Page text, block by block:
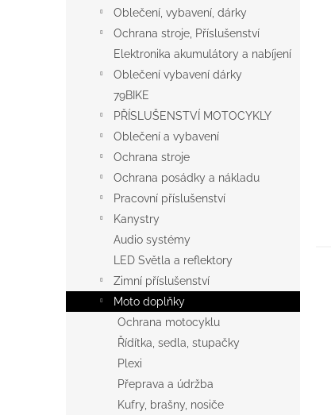
Oblečení, vybavení, dárky
Ochrana stroje, Příslušenství
Elektronika akumulátory a nabíjení
Oblečení vybavení dárky
79BIKE
PŘÍSLUŠENSTVÍ MOTOCYKLY
Oblečení a vybavení
Ochrana stroje
Ochrana posádky a nákladu
Pracovní příslušenství
Kanystry
Audio systémy
LED Světla a reflektory
Zimní příslušenství
Moto doplňky
Ochrana motocyklu
Řídítka, sedla, stupačky
Plexi
Přeprava a údržba
Kufry, brašny, nosiče